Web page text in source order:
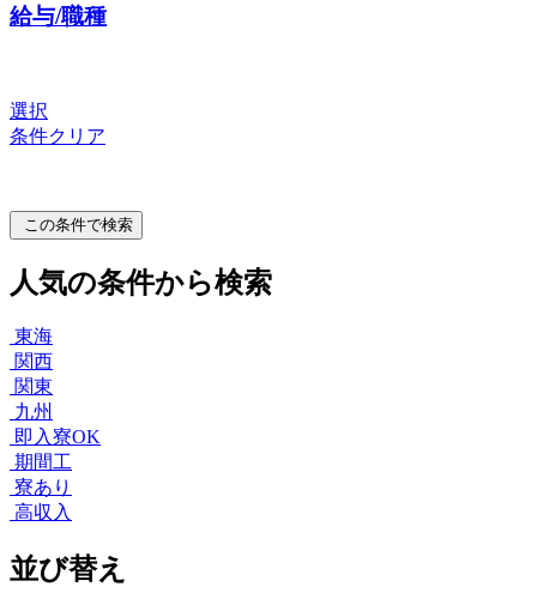
給与/職種
選択
条件クリア
この条件で検索
人気の条件から検索
東海
関西
関東
九州
即入寮OK
期間工
寮あり
高収入
並び替え